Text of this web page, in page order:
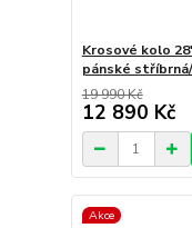
Krosové kolo
pánské
19 990 Kč
12 890 Kč
Akce